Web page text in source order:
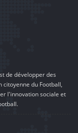
de développer des
du Football,
l'innovation sociale et